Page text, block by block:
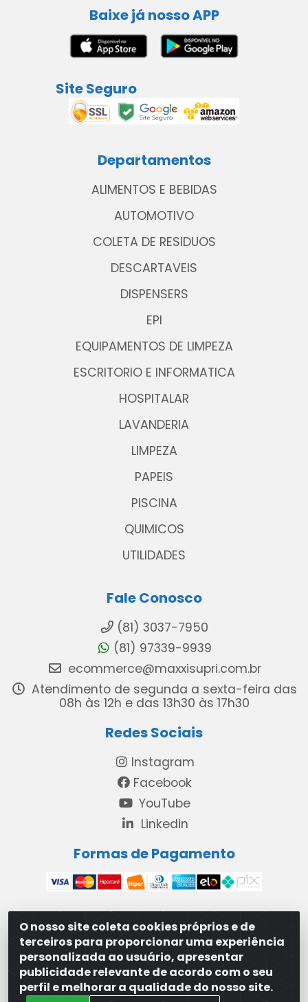
O nosso site coleta cookies próprios e de
terceiros para proporcionar uma experiência
personalizada ao usuário, apresentar
publicidade relevante de acordo com o seu
perfil e melhorar a qualidade do nosso site.
Baixe já nosso APP
Site Seguro
Departamentos
ALIMENTOS E BEBIDAS
AUTOMOTIVO
COLETA DE RESIDUOS
DESCARTAVEIS
DISPENSERS
EPI
EQUIPAMENTOS DE LIMPEZA
ESCRITORIO E INFORMATICA
HOSPITALAR
LAVANDERIA
LIMPEZA
PAPEIS
PISCINA
QUIMICOS
UTILIDADES
Fale Conosco
(81) 3037-7950
(81) 97339-9939
ecommerce@maxxisupri.com.br
Atendimento de segunda a sexta-feira das
08h às 12h e das 13h30 às 17h30
Redes Sociais
Instagram
Facebook
YouTube
Linkedin
Formas de Pagamento
MAXXISUPRI COMÉRCIO DE SANEANTES LTDA - Avenida
Antônio Cabral de Souza, 2872 - Maranguape II -
Paulista/PE - CEP 53.421-420 - 31.329.180/0001-83